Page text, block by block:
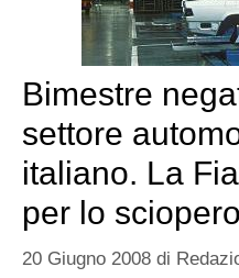
Bimestre
settore
italiano. La
per lo
20 Giugno 2008 di